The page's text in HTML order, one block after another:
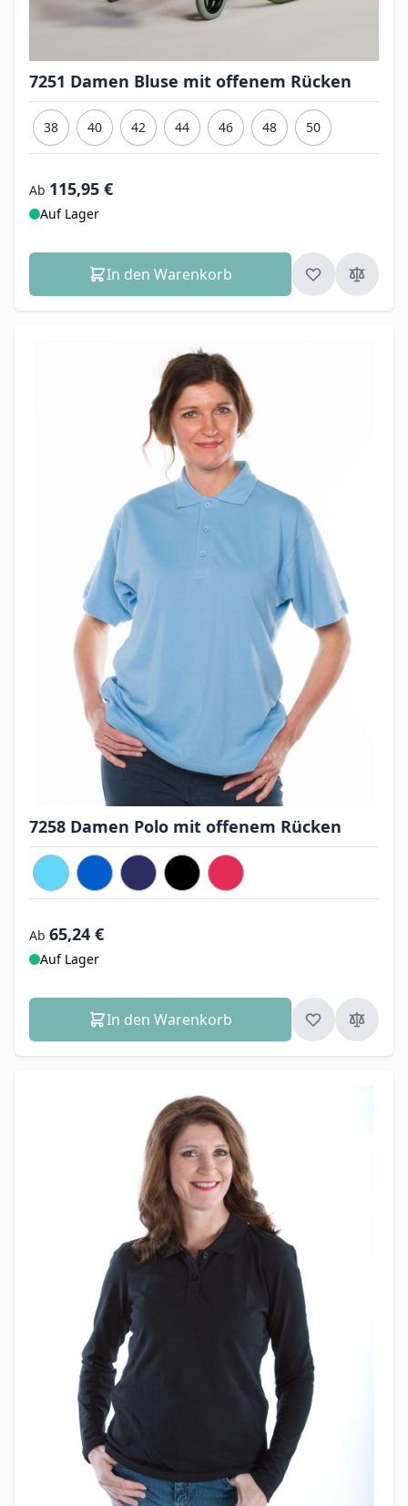
7251 Damen Bluse mit offenem Rücken
38 40 42 44 46 48 50
Ab 115,95 €
Auf Lager
In den Warenkorb
7258 Damen Polo mit offenem Rücken
Ab 65,24 €
Auf Lager
In den Warenkorb